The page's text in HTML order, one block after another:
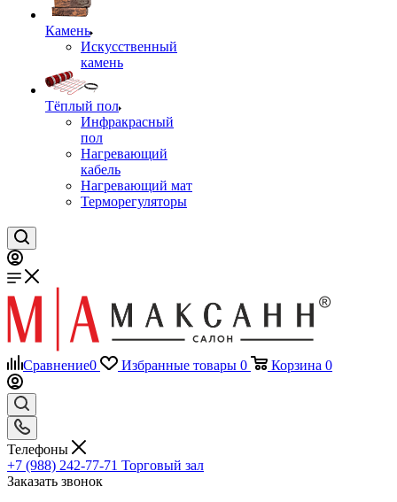
Камень
Искусственный
камень
Тёплый пол
Инфракрасный
пол
Нагревающий
кабель
Нагревающий мат
Терморегуляторы
Сравнение0 Избранные товары 0 Корзина 0
Телефоны
+7 (988) 242-77-71 Торговый зал
Заказать звонок